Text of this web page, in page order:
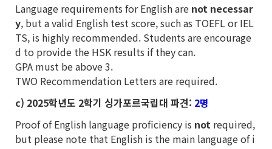
Language requirements for English are not necessar
y, but a valid English test score, such as TOEFL or IEL
TS, is highly recommended. Students are encourage
d to provide the HSK results if they can.
GPA must be above 3.
TWO Recommendation Letters are required.
c) 2025학년도 2학기 싱가포르국립대 파견: 2명
Proof of English language proficiency is not required,
but please note that English is the main language of i